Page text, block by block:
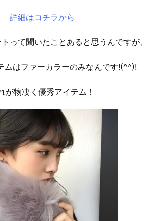
詳細はコチラから
って聞いたことあると思うんですが、
ムはファーカラーのみなんです!(^^)!
が物凄く優秀アイテム！